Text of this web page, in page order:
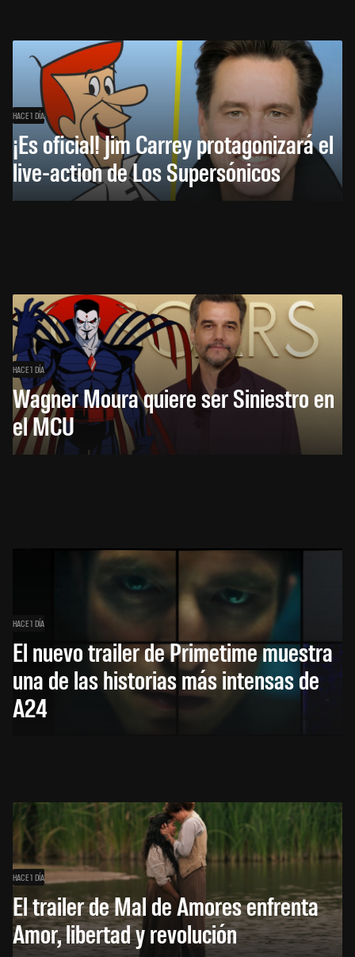
HACE 1 DÍA
¡Es oficial! Jim Carrey protagonizará el
live-action de Los Supersónicos
HACE 1 DÍA
Wagner Moura quiere ser Siniestro en
el MCU
HACE 1 DÍA
El nuevo trailer de Primetime muestra
una de las historias más intensas de
A24
HACE 1 DÍA
El trailer de Mal de Amores enfrenta
Amor, libertad y revolución